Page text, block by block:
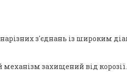
з'єднань із широким
захищений від корозії.